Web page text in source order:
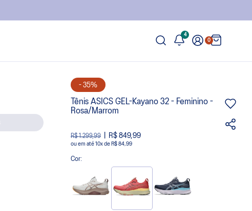
4
0
- 35%
Tênis ASICS GEL-Kayano 32 - Feminino -
Rosa/Marrom
R$ 1.299,99 R$ 849,99
ou 10x de R$ 84,99
Cor: